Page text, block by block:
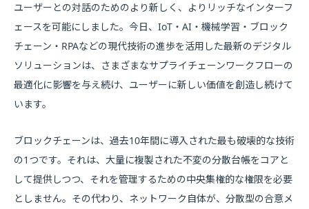
ユーザーとの対話のためのより新しく、よりリッチなインターフ
ェースを可能にしました。今日、IoT・AI・機械学習・ブロック
チェーン・RPAなどの現代技術の進歩を活用した最新のデジタル
ソリューションは、さまざまなサプライチェーンワークフローの
最適化に影響を与え続け、ユーザーに新しい価値を創造し続けて
います。
ブロックチェーンは、過去10年間に導入された最も破壊的な技術
の1つです。それは、大量に複製された不変の分散台帳をコアと
して提供しつつ、それを管理するための中央集権的な権限を必要
としません。その代わり、ネットワーク自体が、分散型の合意メ